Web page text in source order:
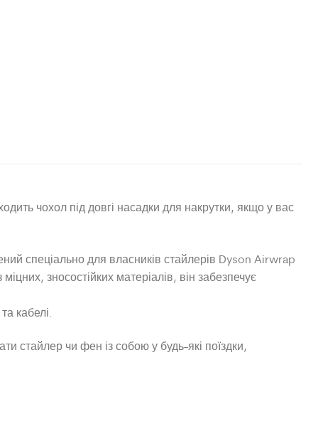
чохол під довгі насадки для накрутки, якщо у вас
спеціально для власників стайлерів Dyson Airwrap
зносостійких матеріалів, він забезпечує
кабелі.
стайлер чи фен із собою у будь-які поїздки,